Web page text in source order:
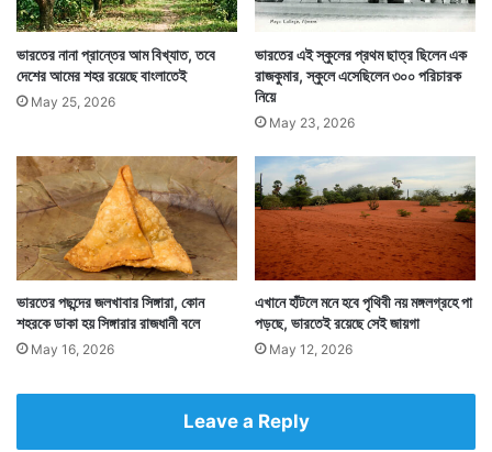
সম্রাট অশোক যেহেতু দিওয়ালীর দিনেই বৌদ্ধধর্ম গ্রহণ করেন বলে
বিশ্বাস, তাই দিওয়ালীর দিন বজ্রযান বৌদ্ধধর্মাবলম্বীরা বিশেষভাবে
দিনটি পালন করেন। এটা বৌদ্ধধর্মের কোনও উৎসব নয় ঠিকই, তবে
ভারতের নানা প্রান্তের আম বিখ্যাত, তবে
দেশের আমের শহর রয়েছে বাংলাতেই
May 25, 2026
ভারতের এই স্কুলের প্রথম ছাত্র ছিলেন এক
রাজকুমার, স্কুলে এসেছিলেন ৩০০ পরিচারক
নিয়ে
May 23, 2026
ভারতের পছন্দের জলখাবার সিঙ্গারা, কোন
শহরকে ডাকা হয় সিঙ্গারার রাজধানী বলে
May 16, 2026
এখানে হাঁটলে মনে হবে পৃথিবী নয় মঙ্গলগ্রহে পা
পড়ছে, ভারতেই রয়েছে সেই জায়গা
May 12, 2026
Leave a Reply